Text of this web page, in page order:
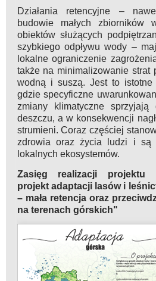
Działania retencyjne –
budowie małych zbiorników
obiektów służących
szybkiego odpływu wody –
lokalne ograniczenie
także na minimalizowanie strat
wodną i suszą. Jest to istotne
gdzie specyficzne
zmiany klimatyczne sprzyjają
deszczu, a w konsekwencji
strumieni. Coraz częściej
zdrowia oraz życia ludzi i są
lokalnych ekosystemów.
Zasięg realizacji projektu
projekt adaptacji lasów i
– mała retencja oraz
na terenach górskich"